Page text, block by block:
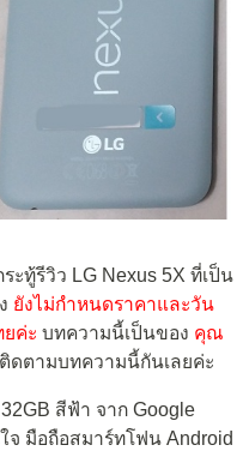
ะทู้รีวิว LG Nexus 5X ที่เป็น
ยังไม่กำหนดราคาและวัน
ยค่ะ บทความนี้เป็นของ คุณ
ติดตามบทความนี้กันเลยค่ะ
สีฟ้า จาก Google
จ มือถือสมาร์ทโฟน Android